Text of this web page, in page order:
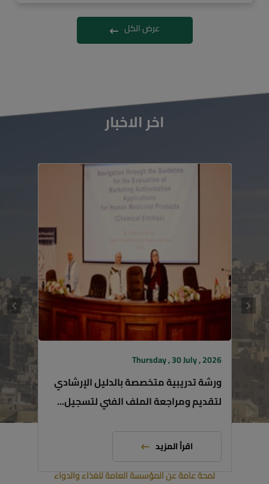
عرض الكل
اخر الاخبار
Thursday , 30 July , 2026
ورشة تدريبية متخصصة بالدليل الإرشادي
لتقديم ومراجعة الملف الفني لتسجيل...
اقرأ المزيد
نبذة عن المؤسسة
لمحة عامة عن المؤسسة العامة للغذاء والدواء